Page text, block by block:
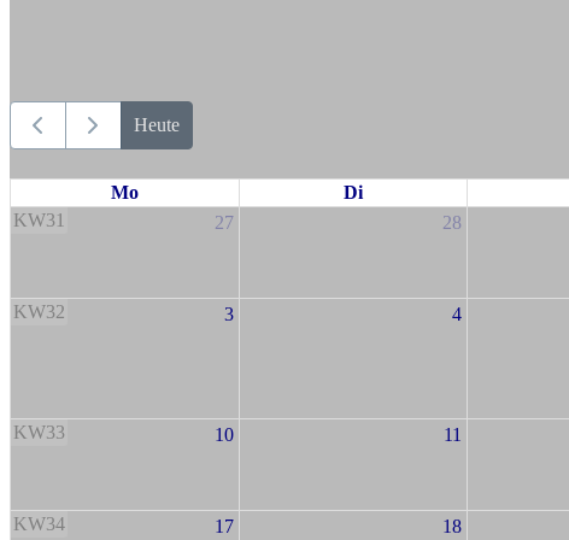
Heute
Mo Di
KW31
27 28
KW32 3 4
KW33 10 11
KW34 17 18